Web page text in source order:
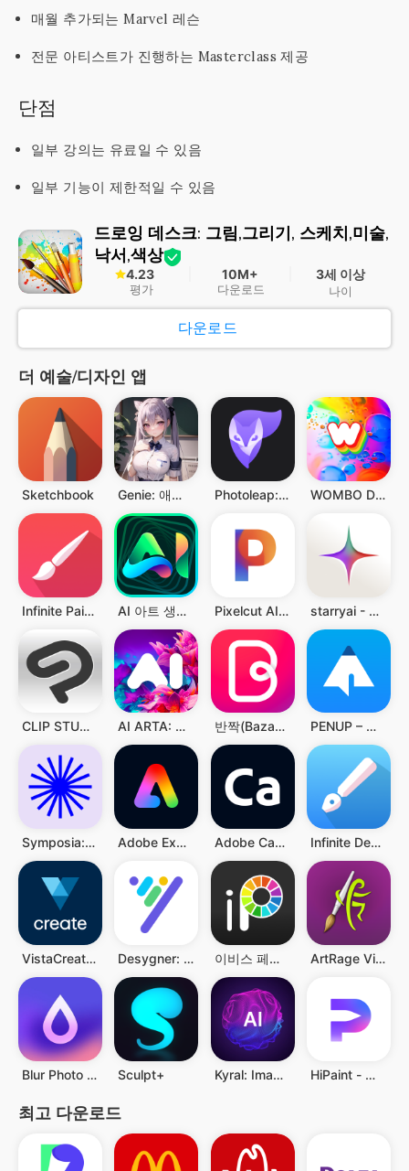
매월 추가되는 Marvel 레슨
전문 아티스트가 진행하는 Masterclass 제공
단점
일부 강의는 유료일 수 있음
일부 기능이 제한적일 수 있음
드로잉 데스크: 그림,그리기, 스케치,미술,
낙서,색상
4.23
평가
10M+
다운로드
3세 이상
나이
다운로드
더 예술/디자인 앱
Sketchbook Genie: 애니메이션 AI 아트 생성기 Photoleap: AI 그림 발전기 & 사진편집 WOMBO Dream - AI Art Generator
Infinite Painter AI 아트 생성기 - AI 연감 Pixelcut AI 사진 편집기 starryai - AI Art Generator
CLIP STUDIO PAINT AI ARTA: 예술 & 사진 제네레이터 반짝(Bazaart): 디자인 & 사진 편집기 PENUP – 그림 공유 SNS
Symposia: Creative Discourse Adobe Express: AI 비디오 디자인 Adobe Capture: 포토샵,일러스트레이터용 도구 Infinite Design
VistaCreate: 그래픽 디자인. 편집기 사진 Desygner: 그래픽 디자인 메이커 및 에디터 이비스 페인트 (ibis Paint) ArtRage Vitae Mobile Painting
Blur Photo - Blur Background Sculpt+ Kyral: Imagine AI Art, Video HiPaint - 페인트 스케치 및 그리기
최고 다운로드